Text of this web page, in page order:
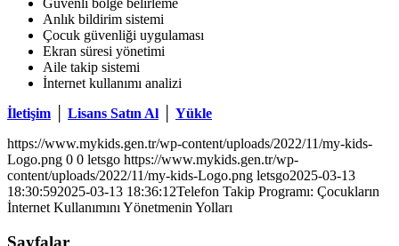
Güvenli bölge belirleme
Anlık bildirim sistemi
Çocuk güvenliği uygulaması
Ekran süresi yönetimi
Aile takip sistemi
İnternet kullanımı analizi
İletişim
Lisans Satın Al
Yükle
https://www.mykids.gen.tr/wp-content/uploads/2022/11/my-kids-
Logo.png 0 0 letsgo https://www.mykids.gen.tr/wp-
content/uploads/2022/11/my-kids-Logo.png letsgo2025-03-13
18:30:592025-03-13 18:36:12Telefon Takip Programı: Çocukların
İnternet Kullanımını Yönetmenin Yolları
Sayfalar